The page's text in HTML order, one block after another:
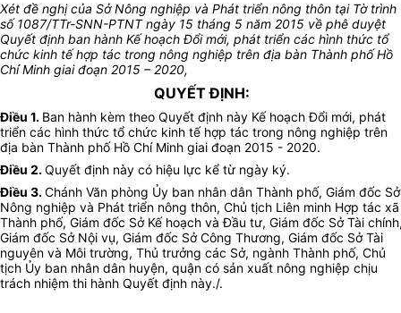
Xét đề nghị của Sở Nông nghiệp và Phát triển nông thôn tại Tờ trình
số 1087/TTr-SNN-PTNT ngày 15 tháng 5 năm 2015 về phê duyệt
Quyết định ban hành Kế hoạch Đổi mới, phát triển các hình thức tổ
chức kinh tế hợp tác trong nông nghiệp trên địa bàn Thành phố Hồ
Chí Minh giai đoạn 2015 – 2020,
QUYẾT ĐỊNH:
Điều 1. Ban hành kèm theo Quyết định này Kế hoạch Đổi mới, phát
triển các hình thức tổ chức kinh tế hợp tác trong nông nghiệp trên
địa bàn Thành phố Hồ Chí Minh giai đoạn 2015 - 2020.
Điều 2.Quyết định này có hiệu lực kể từ ngày ký.
Điều 3.Chánh Văn phòng Ủy ban nhân dân Thành phố, Giám đốc Sở
Nông nghiệp và Phát triển nông thôn, Chủ tịch Liên minh Hợp tác xã
Thành phố, Giám đốc Sở Kế hoạch và Đầu tư, Giám đốc Sở Tài
Giám đốc Sở Nội vụ, Giám đốc Sở Công Thương, Giám đốc Sở Tài
nguyên và Môi trường, Thủ trưởng các Sở, ngành Thành phố, Chủ
tịch Ủy ban nhân dân huyện, quận có sản xuất nông nghiệp chịu
trách nhiệm thi hành Quyết định này./.